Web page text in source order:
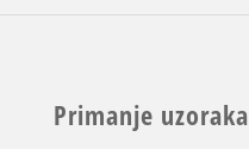
Primanje uzoraka